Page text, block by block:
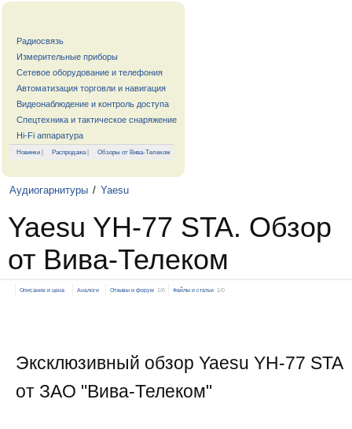
Радиосвязь
Измерительные приборы
Сетевое оборудование и телефония
Автоматизация торговли и навигация
Видеонаблюдение и контроль доступа
Спецтехника и тактическое снаряжение
Hi-Fi аппаратура
Новинки | Распродажа| Обзоры от Вива-Телеком
Аудиогарнитуры / Yaesu
Yaesu YH-77 STA. Обзор
от Вива-Телеком
Описание и цена Аналоги Отзывы и форум 1/0 Файлы и статьи 1/0
Эксклюзивный обзор Yaesu YH-77 STA
от ЗАО "Вива-Телеком"